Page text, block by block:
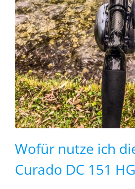
Wofür nutze ich
Curado DC 151